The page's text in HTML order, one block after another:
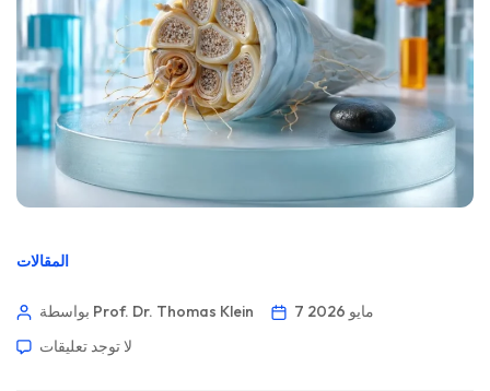
المقالات
بواسطة Prof. Dr. Thomas Klein
7 مايو 2026
لا توجد تعليقات